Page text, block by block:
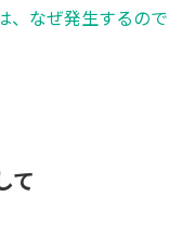
、なぜ発生するので
て